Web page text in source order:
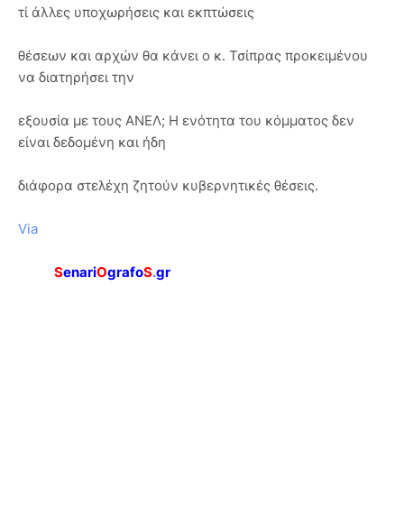
τί άλλες υποχωρήσεις και εκπτώσεις
θέσεων και αρχών θα κάνει ο κ. Τσίπρας προκειμένου
να διατηρήσει την
εξουσία με τους ΑΝΕΛ; Η ενότητα του κόμματος δεν
είναι δεδομένη και ήδη
διάφορα στελέχη ζητούν κυβερνητικές θέσεις.
Via
SenariOgrafoS.gr